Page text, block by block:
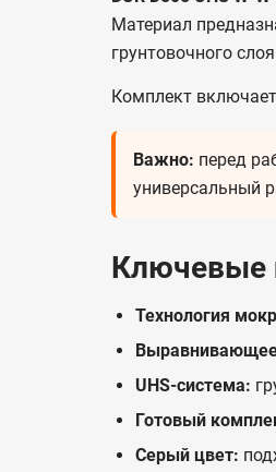
Материал
грунтовочного
Комплект включает
Важно: перед
универсальный
Ключевые
Технология
UHS-система:
Готовый
Серый цвет: